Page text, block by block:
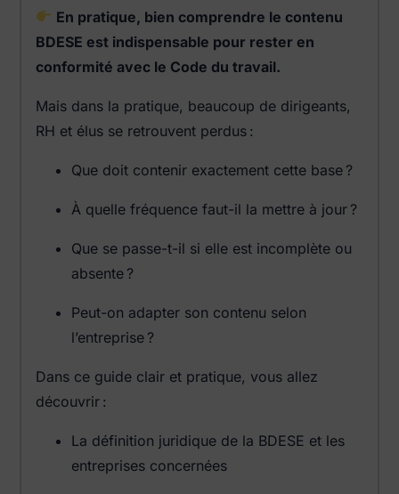
En pratique, bien comprendre le contenu
BDESE est indispensable pour rester en
conformité avec le Code du travail.
Mais dans la pratique, beaucoup de dirigeants,
RH et élus se retrouvent perdus :
Que doit contenir exactement cette base ?
À quelle fréquence faut-il la mettre à jour ?
Que se passe-t-il si elle est incomplète ou
absente ?
Peut-on adapter son contenu selon
l’entreprise ?
Dans ce guide clair et pratique, vous allez
découvrir :
La définition juridique de la BDESE et les
entreprises concernées